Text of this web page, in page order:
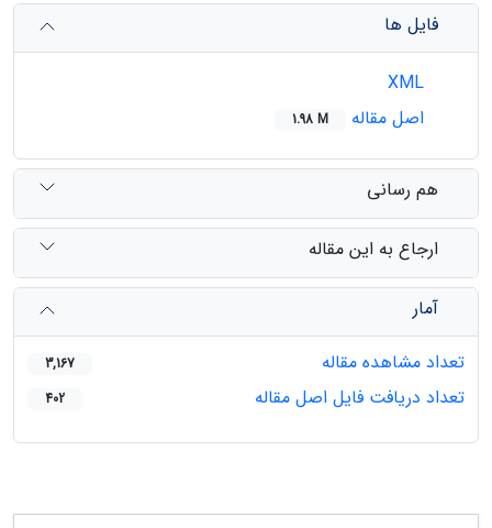
فایل ها
اصل مقاله
1.98 M
هم رسانی
ارجاع به این مقاله
آمار
تعداد مشاهده مقاله
3,167
تعداد دریافت فایل اصل مقاله 402